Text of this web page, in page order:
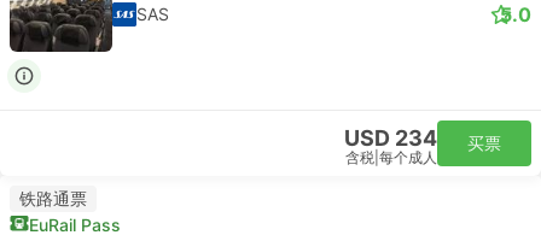
SAS 5.0
USD 234
含税 每个成人
买票
铁路通票
EuRail Pass